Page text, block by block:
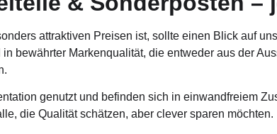
attraktiven Preisen ist, sollte einen Blick auf
bewährter Markenqualität, die entweder aus der
genutzt und befinden sich in einwandfreiem
die Qualität schätzen, aber clever sparen möchten.